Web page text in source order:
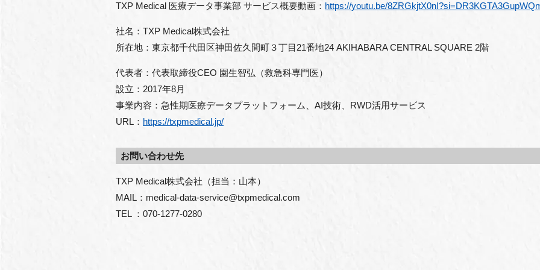
TXP Medical 医療データ事業部 サービス概要動画： https://youtu.be/
社名：TXP Medical株式会社
所在地：東京都千代田区神田佐久間町３丁目21番地24 AKIHABARA CENTRAL SQUARE 2階
代表者：代表取締役CEO 園生智弘（救急科専門医）
設立：2017年8月
事業内容：急性期医療データプラットフォーム、AI技術、RWD活用サービス
URL： https://txpmedical.jp/
お問い合わせ先
TXP Medical株式会社（担当：山本）
MAIL：medical-data-service@txpmedical.com
TEL ：070-1277-0280